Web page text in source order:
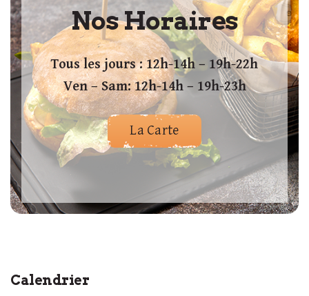
Nos Horaires
Tous les jours : 12h-14h – 19h-22h
Ven – Sam: 12h-14h – 19h-23h
La Carte
Calendrier